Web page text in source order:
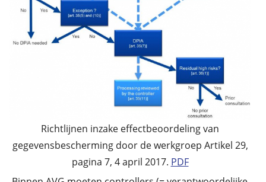
Richtlijnen inzake effectbeoordeling van
gegevensbescherming door de werkgroep Artikel 29,
pagina 7, 4 april 2017. PDF